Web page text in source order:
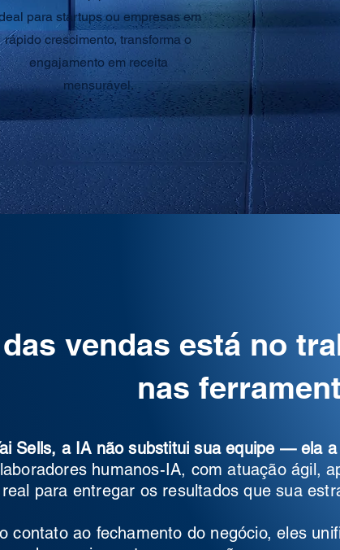
para startups ou empresas em
rápido crescimento, transforma o
engajamento em receita
mensurável.
vendas está no
nas
Sells, a IA não substitui sua equipe — ela
humanos-IA, com atuação ágil,
para entregar os resultados que sua
contato ao fechamento do negócio, eles